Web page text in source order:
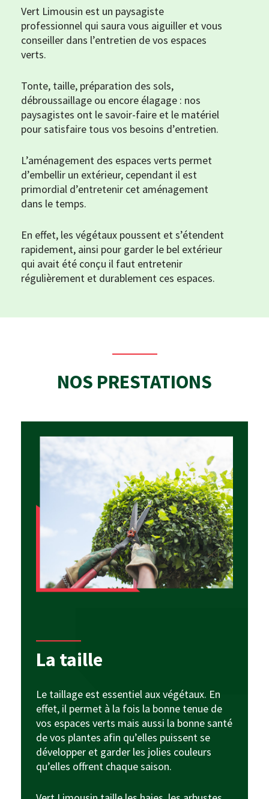
Vert Limousin est un paysagiste
professionnel qui saura vous aiguiller et vous
conseiller dans l’entretien de vos espaces
verts.
Tonte, taille, préparation des sols,
débroussaillage ou encore élagage : nos
paysagistes ont le savoir-faire et le matériel
pour satisfaire tous vos besoins d’entretien.
L’aménagement des espaces verts permet
d’embellir un extérieur, cependant il est
primordial d’entretenir cet aménagement
dans le temps.
En effet, les végétaux poussent et s’étendent
rapidement, ainsi pour garder le bel extérieur
qui avait été conçu il faut entretenir
régulièrement et durablement ces espaces.
NOS PRESTATIONS
La taille
Le taillage est essentiel aux végétaux. En
effet, il permet à la fois la bonne tenue de
vos espaces verts mais aussi la bonne santé
de vos plantes afin qu’elles puissent se
développer et garder les jolies couleurs
qu’elles offrent chaque saison.